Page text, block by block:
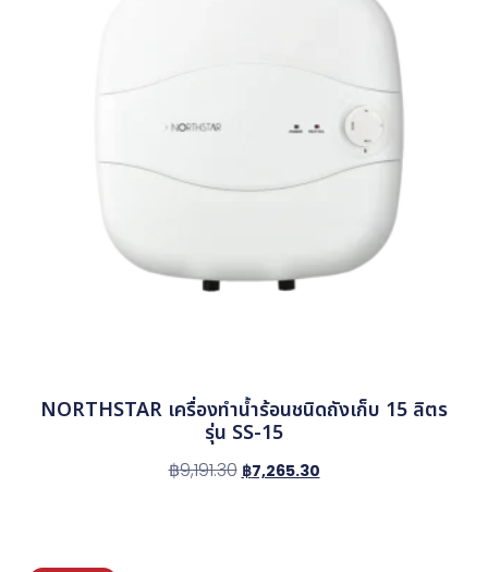
NORTHSTAR เครื่องทำน้ำร้อนชนิดถังเก็บ 15 ลิตร
รุ่น SS-15
฿9,191.30 ฿7,265.30